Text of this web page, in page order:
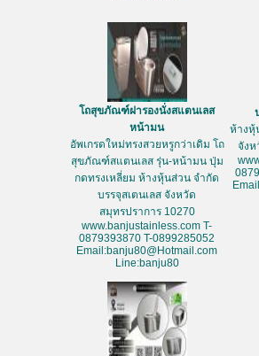
โถสุขภัณฑ์ฝารองนั่งสแตนเลส
หน้ามน
อัพเกรดใหม่ทรงสวยหรูกว่าเดิม โถ
สุขภัณฑ์สแตนเลส รุ่น-หน้ามน ปุ่ม
กดทรงเหลี่ยม ห้างหุ้นส่วน จำกัด
บรรจุสเตนเลส จังหวัด
สมุทรปราการ 10270
www.banjustainless.com T-
0879393870 T-0899285052
Email:banju80@Hotmail.com
Line:banju80
ห้างหุ้
จังห